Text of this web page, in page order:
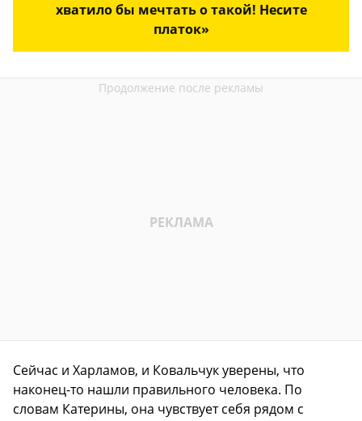
хватило бы мечтать о такой! Несите
платок»
Сейчас и Харламов, и Ковальчук уверены, что
наконец-то нашли правильного человека. По
словам Катерины, она чувствует себя рядом с